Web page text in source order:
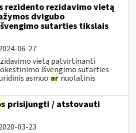
rezidento rezidavimo vietą
dvigubo
sutarties tikslais
06-27
vietą patvirtinanti
išvengimo sutarties
asmuo ar nuolatinis
prisijungti / atstovauti
03-23